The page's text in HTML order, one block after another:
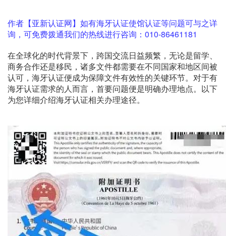
作者【亚新认证网】如有海牙认证使馆认证等问题可与之详
询，可免费拨通我们的热线进行咨询：010-86461181
在全球化的时代背景下，跨国交流日益频繁，无论是留学、
商务合作还是移民，诸多文件都需要在不同国家和地区间被
认可，海牙认证便成为保障文件有效性的关键环节。对于有
海牙认证需求的人而言，首要问题便是明确办理地点。以下
为您详细介绍海牙认证相关办理途径。